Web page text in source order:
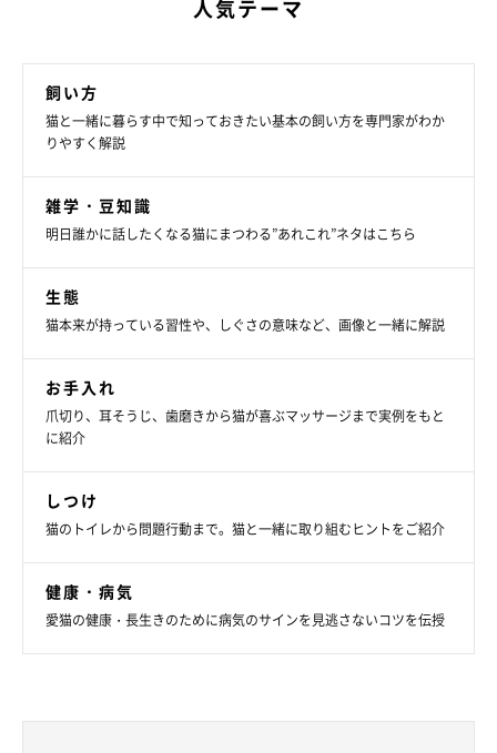
人気テーマ
飼い方
猫と一緒に暮らす中で知っておきたい基本の飼い方を専門家がわか
りやすく解説
雑学・豆知識
明日誰かに話したくなる猫にまつわる”あれこれ”ネタはこちら
生態
猫本来が持っている習性や、しぐさの意味など、画像と一緒に解説
お手入れ
爪切り、耳そうじ、歯磨きから猫が喜ぶマッサージまで実例をもと
に紹介
しつけ
猫のトイレから問題行動まで。猫と一緒に取り組むヒントをご紹介
健康・病気
愛猫の健康・長生きのために病気のサインを見逃さないコツを伝授